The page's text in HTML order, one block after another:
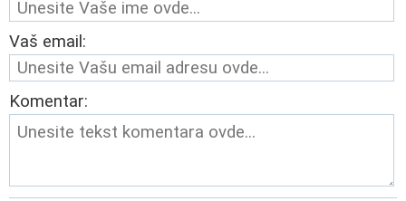
Vaš email:
Komentar: